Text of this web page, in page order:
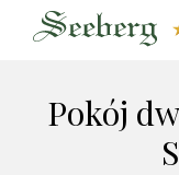
Pokój